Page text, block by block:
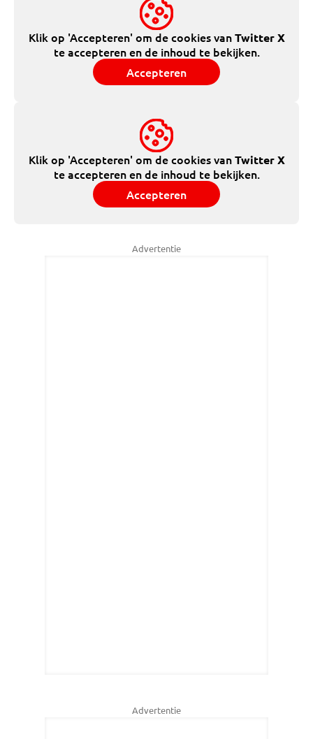
Klik op 'Accepteren' om de cookies vanTwitter X
te accepteren en de inhoud te bekijken.
Accepteren
Klik op 'Accepteren' om de cookies vanTwitter X
te accepteren en de inhoud te bekijken.
Accepteren
Advertentie
Advertentie